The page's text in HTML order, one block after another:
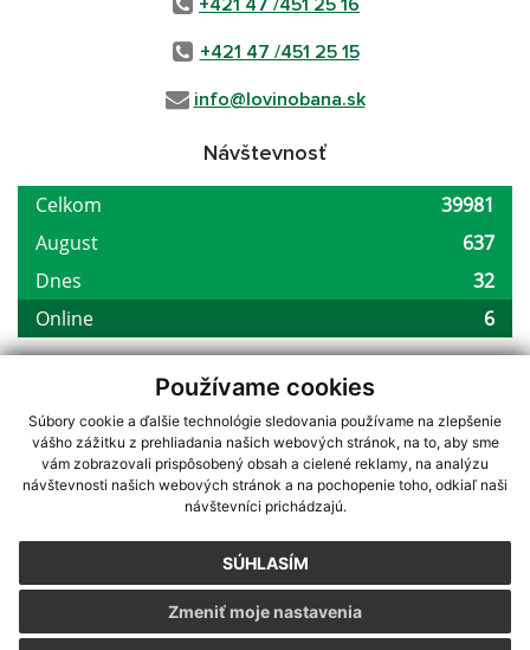
Používame cookies
Súbory cookie a ďalšie technológie sledovania používame na zlepšenie
vášho zážitku z prehliadania našich webových stránok, na to, aby sme
vám zobrazovali prispôsobený obsah a cielené reklamy, na analýzu
návštevnosti našich webových stránok a na pochopenie toho, odkiaľ naši
návštevníci prichádzajú.
SÚHLASÍM
Zmeniť moje nastavenia
+421 47 /451 25 16
+421 47 /451 25 15
info@lovinobana.sk
Návštevnosť
využite možnosť získavania aktuálnych informácií s využitím RSS,
CMS systém (redakčný) systém ECHELON 2,Mapa stránok, web portál
webhosting, wbx, s.r.o.,domény,registrácia domény,spoločnosť wbx,
s.r.o.,technický prevádzkovateľ
Posledná aktualizácia:05.08.2026
Vytlačiť stránku|Vyhlásenie o prístupnosti
Autorské práva|Cookies